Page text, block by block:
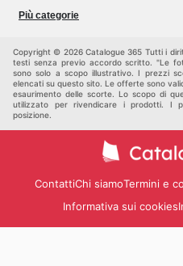
Bambini e Neonati
Più categorie
Copyright © 2026 Catalogue 365 Tutti i
testi senza previo accordo scritto. "Le
sono solo a scopo illustrativo. I prezzi
elencati su questo sito. Le offerte sono
esaurimento delle scorte. Lo scopo di
utilizzato per rivendicare i prodotti. I
posizione.
ContattiChi siamoTermini e
Informativa sui cookies